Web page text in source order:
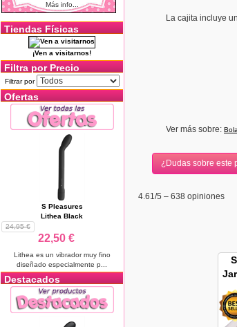
Más info...
Tiendas Físicas
¡Ven a visitarnos!
Filtra por Precio
Filtrar por
Ofertas
S Pleasures
Lithea Black
24,95 €
22,50 €
Lithea es un vibrador muy fino
diseñado especialmente p...
Destacados
La cajita incluye
Ver más sobre:
¿Dudas sobre este
4.61/5 – 638 opiniones